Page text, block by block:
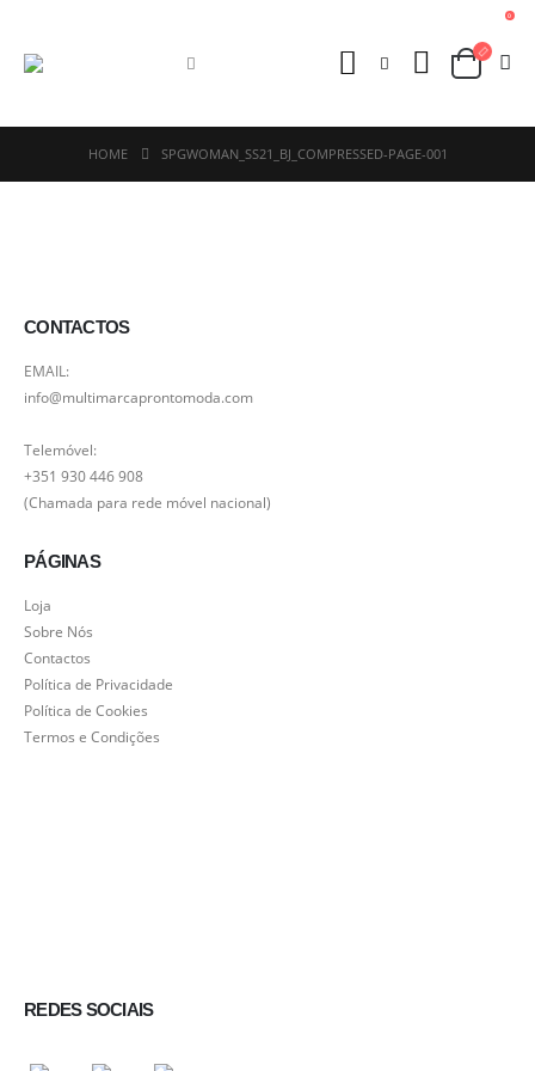
0
HOME SPGWOMAN_SS21_BJ_COMPRESSED-PAGE-001
CONTACTOS
EMAIL:
info@multimarcaprontomoda.com
Telemóvel:
+351 930 446 908
(Chamada para rede móvel nacional)
PÁGINAS
Loja
Sobre Nós
Contactos
Política de Privacidade
Política de Cookies
Termos e Condições
REDES SOCIAIS